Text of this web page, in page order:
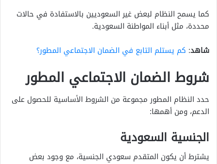
كما يسمح النظام لبعض غير السعوديين بالاستفادة في حالات
محددة، مثل أبناء المواطنة السعودية.
شاهد: كم يستلم التابع في الضمان الاجتماعي المطور؟
شروط الضمان الاجتماعي المطور
حدد النظام المطور مجموعة من الشروط الأساسية للحصول على
الدعم، ومن أهمها:
الجنسية السعودية
يشترط أن يكون المتقدم سعودي الجنسية، مع وجود بعض